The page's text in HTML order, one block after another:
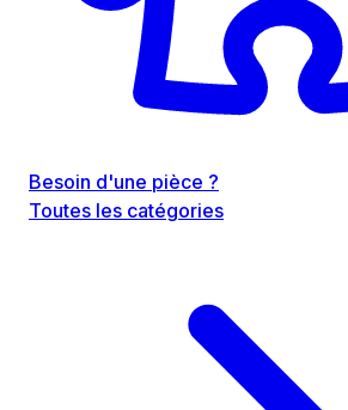
Besoin d'une pièce ?
Toutes les catégories